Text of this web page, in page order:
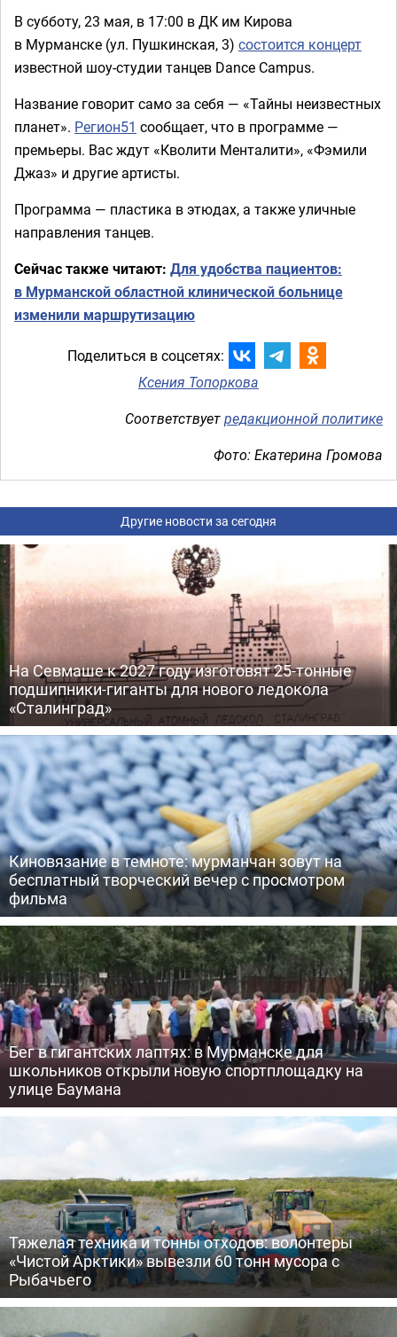
В субботу, 23 мая, в 17:00 в ДК им Кирова
в Мурманске (ул. Пушкинская, 3) состоится концерт
известной шоу-студии танцев Dance Campus.
Название говорит само за себя — «Тайны неизвестных
планет». Регион51 сообщает, что в программе —
премьеры. Вас ждут «Кволити Менталити», «Фэмили
Джаз» и другие артисты.
Программа — пластика в этюдах, а также уличные
направления танцев.
Сейчас также читают: Для удобства пациентов:
в Мурманской областной клинической больнице
изменили маршрутизацию
Поделиться в соцсетях:
Ксения Топоркова
Соответствуетредакционной политике
Фото: Екатерина Громова
Другие новости за сегодня
На Севмаше к 2027 году изготовят 25-тонные
подшипники-гиганты для нового ледокола
«Сталинград»
Киновязание в темноте: мурманчан зовут на
бесплатный творческий вечер с просмотром
фильма
Бег в гигантских лаптях: в Мурманске для
школьников открыли новую спортплощадку на
улице Баумана
Тяжелая техника и тонны отходов: волонтеры
«Чистой Арктики» вывезли 60 тонн мусора с
Рыбачьего